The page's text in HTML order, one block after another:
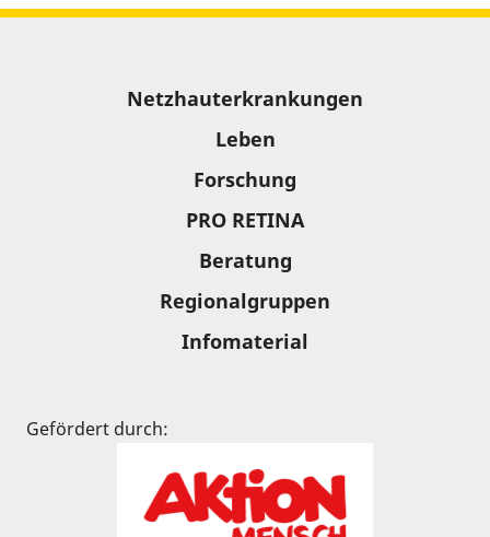
Netzhauterkrankungen
Leben
Forschung
PRO RETINA
Beratung
Regionalgruppen
Infomaterial
Gefördert durch: